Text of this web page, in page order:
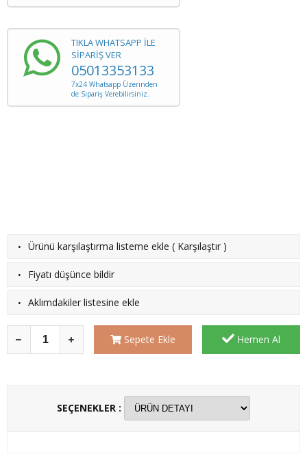
TIKLA WHATSAPP İLE
SİPARİŞ VER
05013353133
7x24 Whatsapp Üzerinden
de Sipariş Verebilirsiniz.
· Ürünü karşılaştırma listeme ekle ( Karşılaştır )
· Fiyatı düşünce bildir
· Aklımdakiler listesine ekle
Sepete Ekle Hemen Al
SEÇENEKLER :